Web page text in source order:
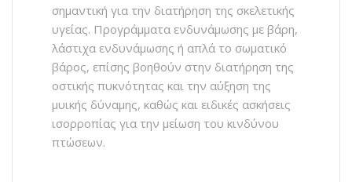
σημαντική για την διατήρηση της σκελετικής
υγείας. Προγράμματα ενδυνάμωσης με βάρη,
λάστιχα ενδυνάμωσης ή απλά το σωματικό
βάρος, επίσης βοηθούν στην διατήρηση της
οστικής πυκνότητας και την αύξηση της
μυικής δύναμης, καθώς και ειδικές ασκήσεις
ισορροπίας για την μείωση του κινδύνου
πτώσεων.